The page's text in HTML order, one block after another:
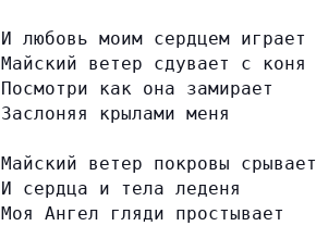
И любовь моим сердцем играет
Майский ветер сдувает с коня
Посмотри как она замирает
Заслоняя крылами меня
Майский ветер покровы срывает
И сердца и тела леденя
Моя Ангел гляди простывает